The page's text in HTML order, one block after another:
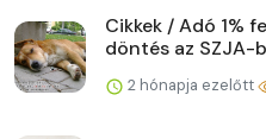
Cikkek / Adó 1%
döntés az SZJA-
2 hónapja ezelőtt